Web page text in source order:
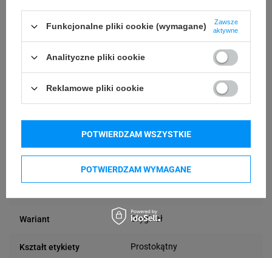
Specyfikacja
Wewnątrz
Wariant Oryginał
Kształt etykiety Prostokątny
Funkcjonalne pliki cookie (wymagane)
Zawsze
aktywne
Analityczne pliki cookie
Reklamowe pliki cookie
POTWIERDZAM WYMAGANE
POTWIERDZAM WSZYSTKIE